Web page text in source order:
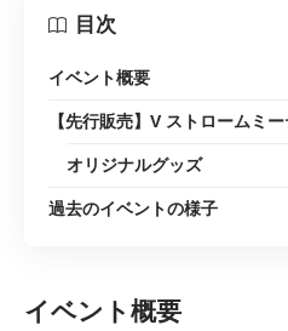
目次
イベント概要
【先行販売】V ストロームミ
オリジナルグッズ
過去のイベントの様子
イベント概要